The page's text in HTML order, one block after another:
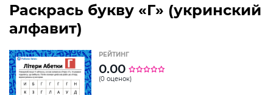
Раскрась букву «Г» (укринский
алфавит)
РЕЙТИНГ
0.00
(0 оценок)